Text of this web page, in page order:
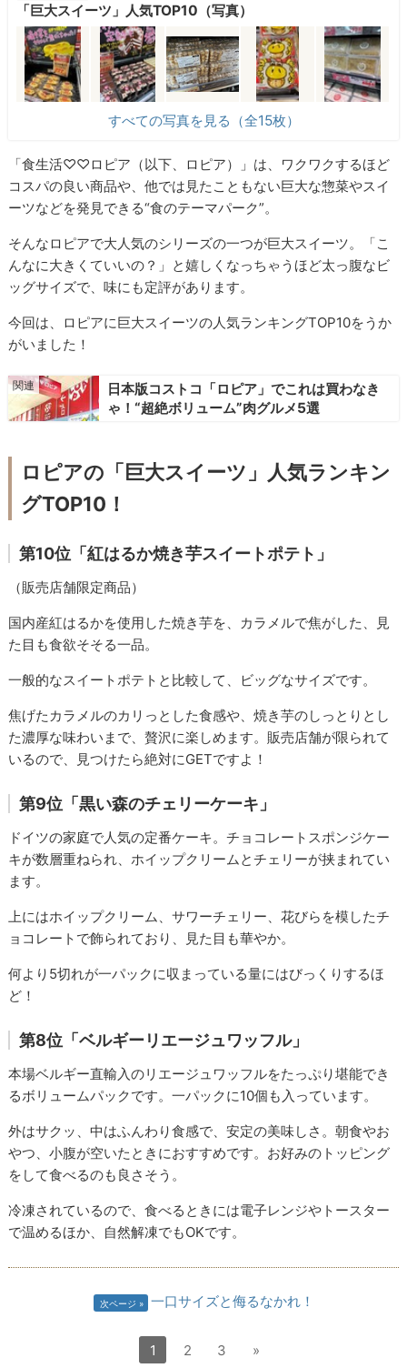
「巨大スイーツ」人気TOP10（写真）
すべての写真を見る（全15枚）
「食生活♡♡ロピア（以下、ロピア）」は、ワクワクするほど
コスパの良い商品や、他では見たこともない巨大な惣菜やスイ
ーツなどを発見できる“食のテーマパーク”。
そんなロピアで大人気のシリーズの一つが巨大スイーツ。「こ
んなに大きくていいの？」と嬉しくなっちゃうほど太っ腹なビ
ッグサイズで、味にも定評があります。
今回は、ロピアに巨大スイーツの人気ランキングTOP10をうか
がいました！
日本版コストコ「ロピア」でこれは買わなき
ゃ！“超絶ボリューム”肉グルメ5選
ロピアの「巨大スイーツ」人気ランキン
グTOP10！
第10位「紅はるか焼き芋スイートポテト」
（販売店舗限定商品）
国内産紅はるかを使用した焼き芋を、カラメルで焦がした、見
た目も食欲そそる一品。
一般的なスイートポテトと比較して、ビッグなサイズです。
焦げたカラメルのカリっとした食感や、焼き芋のしっとりとし
た濃厚な味わいまで、贅沢に楽しめます。販売店舗が限られて
いるので、見つけたら絶対にGETですよ！
第9位「黒い森のチェリーケーキ」
ドイツの家庭で人気の定番ケーキ。チョコレートスポンジケー
キが数層重ねられ、ホイップクリームとチェリーが挟まれてい
ます。
上にはホイップクリーム、サワーチェリー、花びらを模したチ
ョコレートで飾られており、見た目も華やか。
何より5切れが一パックに収まっている量にはびっくりするほ
ど！
第8位「ベルギーリエージュワッフル」
本場ベルギー直輸入のリエージュワッフルをたっぷり堪能でき
るボリュームパックです。一パックに10個も入っています。
外はサクッ、中はふんわり食感で、安定の美味しさ。朝食やお
やつ、小腹が空いたときにおすすめです。お好みのトッピング
をして食べるのも良さそう。
冷凍されているので、食べるときには電子レンジやトースター
で温めるほか、自然解凍でもOKです。
次ページ 一口サイズと侮るなかれ！
1 2 3 »